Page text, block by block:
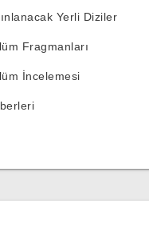
Yerli Diziler
Fragmanları
İncelemesi